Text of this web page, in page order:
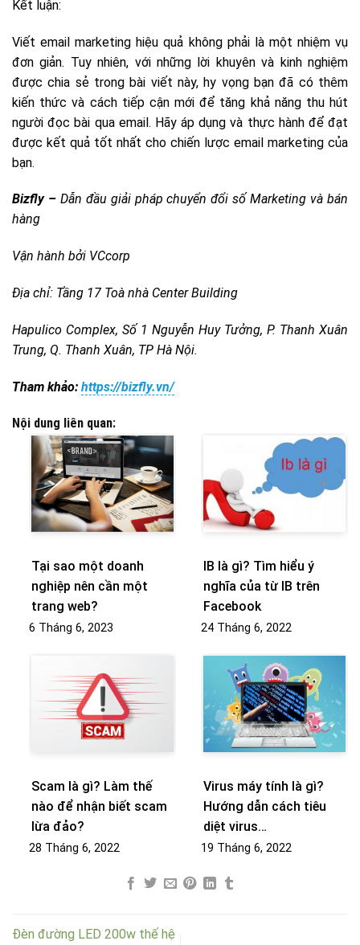
Kết luận:
Viết email marketing hiệu quả không phải là một nhiệm vụ
đơn giản. Tuy nhiên, với những lời khuyên và kinh nghiệm
được chia sẻ trong bài viết này, hy vọng bạn đã có thêm
kiến thức và cách tiếp cận mới để tăng khả năng thu hút
người đọc bài qua email. Hãy áp dụng và thực hành để đạt
được kết quả tốt nhất cho chiến lược email marketing của
bạn.
Bizfly – Dẫn đầu giải pháp chuyển đổi số Marketing và bán
hàng
Vận hành bởi VCcorp
Địa chỉ: Tầng 17 Toà nhà Center Building
Hapulico Complex, Số 1 Nguyễn Huy Tưởng, P. Thanh Xuân
Trung, Q. Thanh Xuân, TP Hà Nội.
Tham khảo: https://bizfly.vn/
Nội dung liên quan:
Tại sao một doanh
nghiệp nên cần một
trang web?
6 Tháng 6, 2023
IB là gì? Tìm hiểu ý
nghĩa của từ IB trên
Facebook
24 Tháng 6, 2022
Scam là gì? Làm thế
nào để nhận biết scam
lừa đảo?
28 Tháng 6, 2022
Virus máy tính là gì?
Hướng dẫn cách tiêu
diệt virus…
19 Tháng 6, 2022
Đèn đường LED 200w thế hệ